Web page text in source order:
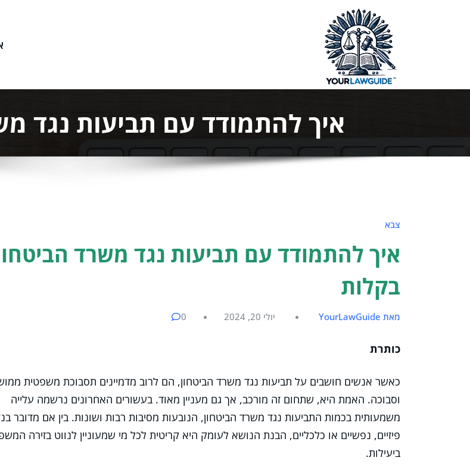
איך להתמודד עם תביעות נגד
צבא
איך להתמודד עם תביעות נגד משרד
בקלות
מאת YourLawGuide יולי 20, 2024 0
כותרת
כאשר אנשים חושבים על תביעות נגד משרד הביטחון, הם לרוב מדמיינים תסבוכת משפטית
וסבוכה. האמת היא, שתחום זה מורכב, אך גם מעניין מאוד. בעשורים האחרונים נרשמה עלייה
משמעותית בכמות התביעות נגד משרד הביטחון, הנובעות מסיבות רבות ושונות. בין אם מדובר
פיזיים, נפשיים או כלכליים, הבנת הנושא לעומק היא קריטית לכל מי שמעוניין לנווט בזירה
ביעילות.